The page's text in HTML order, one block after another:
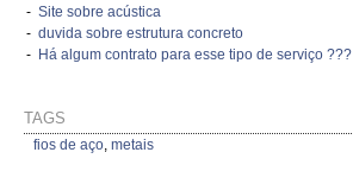
- Site sobre acústica
- duvida sobre estrutura concreto
- Há algum contrato para esse tipo de serviço ???
TAGS
fios de aço, metais